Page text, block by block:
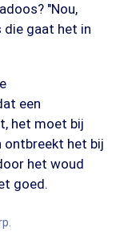
"Nou,
die gaat het in
een
het moet bij
ontbreekt het bij
het woud
goed.